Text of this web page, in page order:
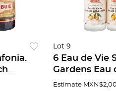
y
Lot 9
6 Eau de Vie
Gardens Eau
Williams.
Estimate